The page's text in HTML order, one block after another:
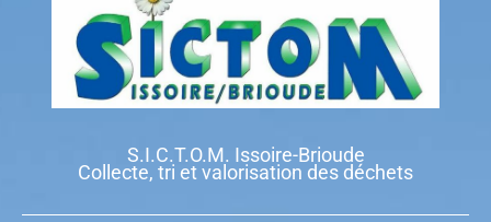
S.I.C.T.O.M. Issoire-Brioude
Collecte, tri et valorisation des déchets